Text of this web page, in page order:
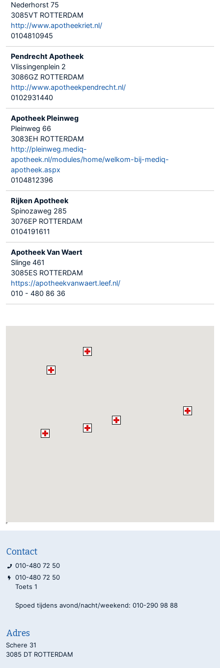
Nederhorst 75
3085VT ROTTERDAM
http://www.apotheekriet.nl/
0104810945
Pendrecht Apotheek
Vlissingenplein 2
3086GZ ROTTERDAM
http://www.apotheekpendrecht.nl/
0102931440
Apotheek Pleinweg
Pleinweg 66
3083EH ROTTERDAM
http://pleinweg.mediq-
apotheek.nl/modules/home/welkom-bij-mediq-
apotheek.aspx
0104812396
Rijken Apotheek
Spinozaweg 285
3076EP ROTTERDAM
0104191611
Apotheek Van Waert
Slinge 461
3085ES ROTTERDAM
https://apotheekvanwaert.leef.nl/
010 - 480 86 36
Contact
010-480 72 50
010-480 72 50
Toets 1
Spoed tijdens avond/nacht/weekend: 010-290 98 88
Adres
Schere 31
3085 DT ROTTERDAM